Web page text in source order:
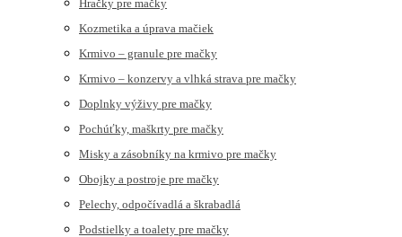
Hračky pre mačky
Kozmetika a úprava mačiek
Krmivo – granule pre mačky
Krmivo – konzervy a vlhká strava pre mačky
Doplnky výživy pre mačky
Pochúťky, maškrty pre mačky
Misky a zásobníky na krmivo pre mačky
Obojky a postroje pre mačky
Pelechy, odpočívadlá a škrabadlá
Podstielky a toalety pre mačky